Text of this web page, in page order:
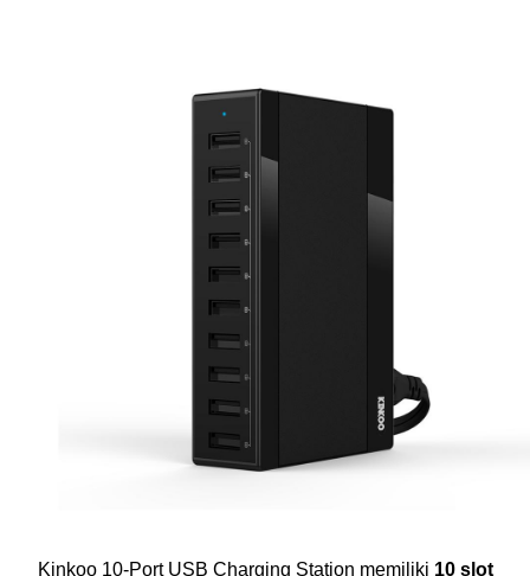
Kinkoo 10-Port USB Charging Station memiliki 10 slot